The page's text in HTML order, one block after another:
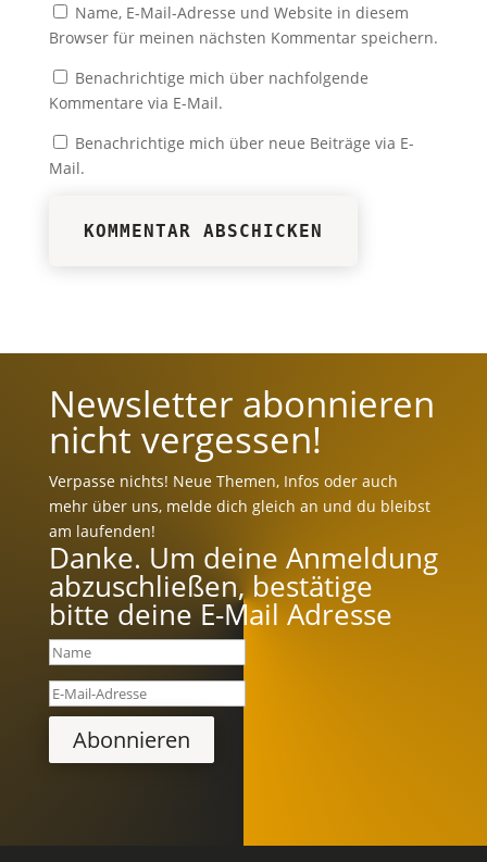
Name, E-Mail-Adresse und Website in diesem
Browser für meinen nächsten Kommentar speichern.
Benachrichtige mich über nachfolgende
Kommentare via E-Mail.
Benachrichtige mich über neue Beiträge via E-
Mail.
KOMMENTAR ABSCHICKEN
Newsletter abonnieren
nicht vergessen!
Verpasse nichts! Neue Themen, Infos oder auch
mehr über uns, melde dich gleich an und du bleibst
am laufenden!
Danke. Um deine Anmeldung
abzuschließen, bestätige
bitte deine E-Mail Adresse
Abonnieren